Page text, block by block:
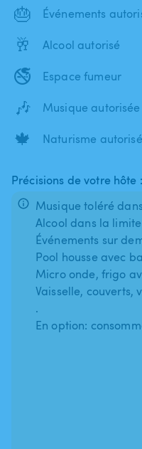
🎂 Événements
🥂 Alcool autorisé
🚭 Espace fumeur
🎶 Musique autorisée
🍁 Naturisme autorisé
Précisions de votre hôte :
Musique toléré
Alcool dans la
Événements sur
Pool housse avec
Micro onde, frigo
Vaisselle, couverts,
.
En option: